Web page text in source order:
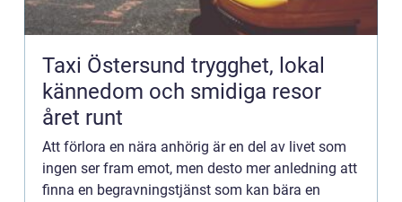
Taxi Östersund trygghet, lokal
kännedom och smidiga resor
året runt
Att förlora en nära anhörig är en del av livet som
ingen ser fram emot, men desto mer anledning att
finna en begravningstjänst som kan bära en